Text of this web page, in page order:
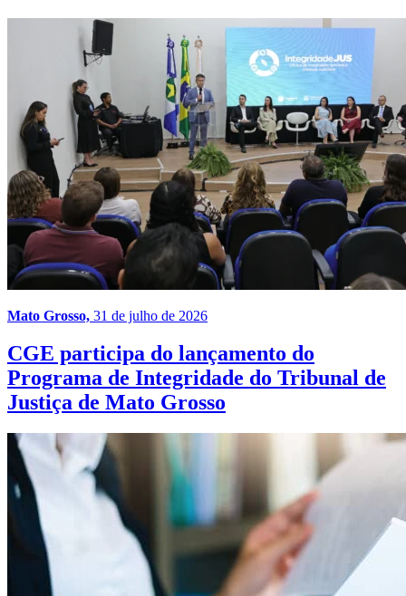
Mato Grosso, 31 de julho de 2026
CGE participa do lançamento do
Programa de Integridade do Tribunal de
Justiça de Mato Grosso